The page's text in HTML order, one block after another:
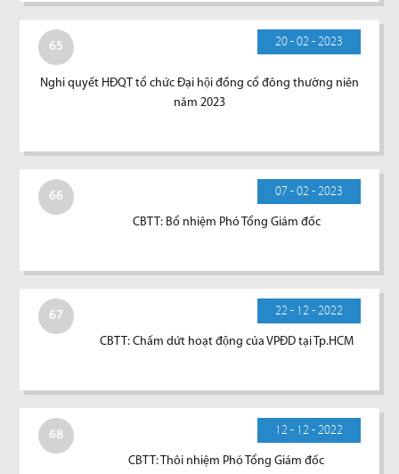
65 20 - 02 - 2023
Nghi quyết HĐQT tổ chức Đại hội đồng cổ đông thường niên
năm 2023
66 07 - 02 - 2023
CBTT: Bổ nhiệm Phó Tổng Giám đốc
67 22 - 12 - 2022
CBTT: Chấm dứt hoạt động của VPĐD tại Tp.HCM
68 12 - 12 - 2022
CBTT: Thôi nhiệm Phó Tổng Giám đốc